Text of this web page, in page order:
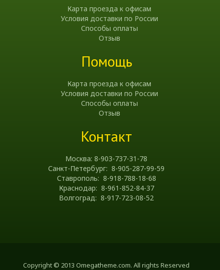
Карта проезда к офисам
Условия доставки по России
Способы оплаты
Отзыв
Помощь
Карта проезда к офисам
Условия доставки по России
Способы оплаты
Отзыв
Контакт
Москва: 8-903-737-31-78
Санкт-Петербург: 8-905-287-99-59
Ставрополь: 8-918-788-18-68
Краснодар: 8-961-852-84-37
Волгоград: 8-917-723-08-52
Copyright © 2013 Omegatheme.com. All rights Reserved